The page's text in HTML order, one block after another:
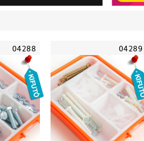
04288 04289